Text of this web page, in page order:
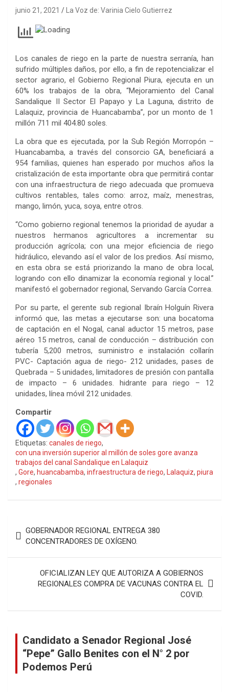
junio 21, 2021 La Voz de: Varinia Cielo Gutierrez
Los canales de riego en la parte de nuestra serranía, han
sufrido múltiples daños, por ello, a fin de repotencializar el
sector agrario, el Gobierno Regional Piura, ejecuta en un
60% los trabajos de la obra, “Mejoramiento del Canal
Sandalique II Sector El Papayo y La Laguna, distrito de
Lalaquiz, provincia de Huancabamba”, por un monto de 1
millón 711 mil 404.80 soles.
La obra que es ejecutada, por la Sub Región Morropón –
Huancabamba, a través del consorcio GA, beneficiará a
954 familias, quienes han esperado por muchos años la
cristalización de esta importante obra que permitirá contar
con una infraestructura de riego adecuada que promueva
cultivos rentables, tales como: arroz, maíz, menestras,
mango, limón, yuca, soya, entre otros.
“Como gobierno regional tenemos la prioridad de ayudar a
nuestros hermanos agricultores a incrementar su
producción agrícola; con una mejor eficiencia de riego
hidráulico, elevando así el valor de los predios. Así mismo,
en esta obra se está priorizando la mano de obra local,
logrando con ello dinamizar la economía regional y local.”
manifestó el gobernador regional, Servando García Correa.
Por su parte, el gerente sub regional Ibraín Holguín Rivera
informó que, las metas a ejecutarse son: una bocatoma
de captación en el Nogal, canal aductor 15 metros, pase
aéreo 15 metros, canal de conducción – distribución con
tubería 5,200 metros, suministro e instalación collarín
PVC- Captación agua de riego- 212 unidades, pases de
Quebrada – 5 unidades, limitadores de presión con pantalla
de impacto – 6 unidades. hidrante para riego – 12
unidades, línea móvil 212 unidades.
Compartir
Etiquetas: canales de riego,
con una inversión superior al millón de soles gore avanza
trabajos del canal Sandalique en Lalaquiz
, Gore, huancabamba, infraestructura de riego, Lalaquiz, piura
, regionales
de
entradas
GOBERNADOR REGIONAL ENTREGA 380
CONCENTRADORES DE OXÍGENO.
OFICIALIZAN LEY QUE AUTORIZA A GOBIERNOS
REGIONALES COMPRA DE VACUNAS CONTRA EL
COVID.
Candidato a Senador Regional José
“Pepe” Gallo Benites con el N° 2 por
Podemos Perú